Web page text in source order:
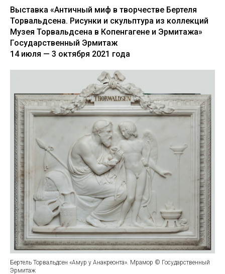
Выставка «Античный миф в творчестве Бертеля
Торвальдсена. Рисунки и скульптура из коллекций
Музея Торвальдсена в Копенгагене и Эрмитажа»
Государственный Эрмитаж
14 июля — 3 октября 2021 года
Бертель Торвальдсен «Амур у Анакреонта». Мрамор © Государственный
Эрмитаж